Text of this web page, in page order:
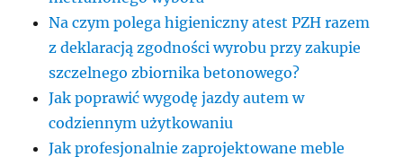
Na czym polega higieniczny atest PZH razem
z deklaracją zgodności wyrobu przy zakupie
szczelnego zbiornika betonowego?
Jak poprawić wygodę jazdy autem w
codziennym użytkowaniu
Jak profesjonalnie zaprojektowane meble